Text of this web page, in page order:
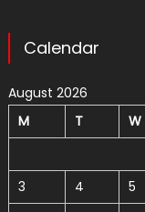
Calendar
August 2026
M
T W
3
4 5